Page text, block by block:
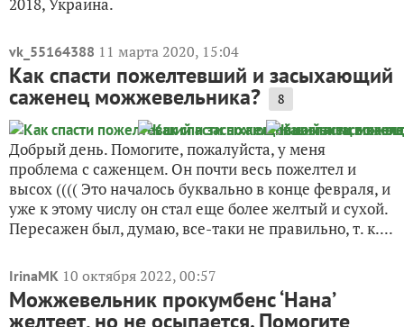
2018, Украина.
vk_55164388 11 марта 2020, 15:04
Как спасти пожелтевший и засыхающий
саженец можжевельника? 8
Добрый день. Помогите, пожалуйста, у меня
проблема с саженцем. Он почти весь пожелтел и
высох (((( Это началось буквально в конце февраля, и
уже к этому числу он стал еще более желтый и сухой.
Пересажен был, думаю, все-таки не правильно, т. к....
IrinaMK 10 октября 2022, 00:57
Можжевельник прокумбенс ‘Нана’